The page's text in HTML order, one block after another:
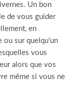
Un bon
de vous guider
en
sur quelqu’un
vous
alors que vos
même si vous ne